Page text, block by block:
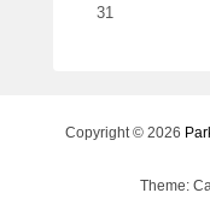
31
Copyright © 2026
Theme: